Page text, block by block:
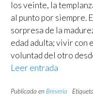
los veinte, la
al punto por siempre.
sorpresa de la
edad adulta; vivir con
voluntad del otro
Leer entrada
Publicada en Brevería